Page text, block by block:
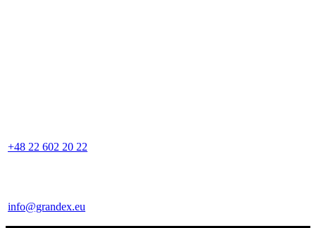
+48 22 602 20 22
info@grandex.eu